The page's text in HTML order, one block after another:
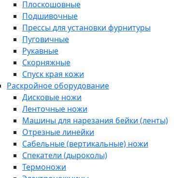
Плоскошовные
Подшивочные
Прессы для установки фурнитуры
Пуговичные
Рукавные
Скорняжные
Спуск края кожи
Раскройное оборудование
Дисковые ножи
Ленточные ножи
Машины для нарезания бейки (ленты)
Отрезные линейки
Сабельные (вертикальные) ножи
Спекатели (дыроколы)
Термоножи